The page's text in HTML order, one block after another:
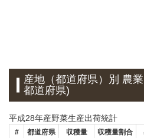
産地（都道府県）別 農
都道府県)
平成28年産野菜生産出荷統計
# 都道府県 収穫量 収穫量割合